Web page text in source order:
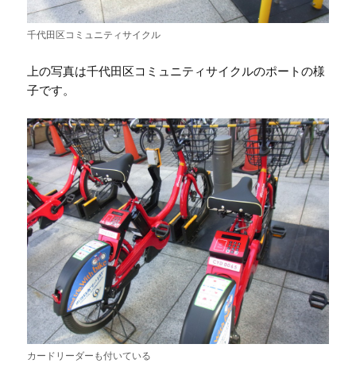
千代田区コミュニティサイクル
上の写真は千代田区コミュニティサイクルのポートの様
子です。
カードリーダーも付いている